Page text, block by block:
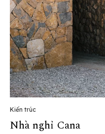
Kiến trúc
Nhà nghỉ Cana